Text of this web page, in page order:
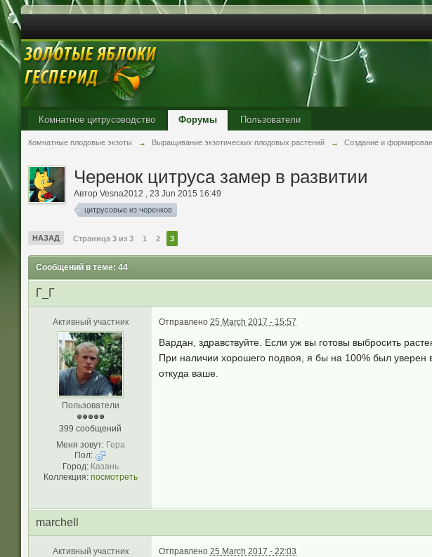
Комнатное цитрусоводство Форумы Пользователи
Комнатные плодовые экзоты → Выращивание экзотических плодовых растений → Создание и
Черенок цитруса замер в развитии
Автор Vesna2012 , 23 Jun 2015 16:49
цитрусовые из черенков
НАЗАД Страница 3 из 3 1 2 3
Сообщений в теме: 44
Г_Г
Активный участник
Пользователи
399 сообщений
Меня зовут: Гера
Пол:
Город: Казань
Коллекция: посмотреть
Отправлено 25 March 2017 - 15:57
Вардан, здравствуйте. Если уж вы готовы выбросить
При наличии хорошего подвоя, я бы на 100% был уверен
откуда ваше.
marchell
Активный участник Отправлено 25 March 2017 - 22:03